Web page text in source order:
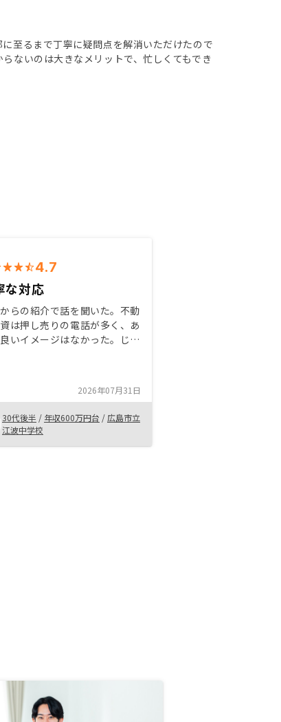
至るまで丁寧に疑問点を解消いただけたので
ないのは大きなメリットで、忙しくてもでき
4.7
な対応
らの紹介で話を聞いた。不動
は押し売りの電話が多く、あ
いイメージはなかった。じっ
最後は担当者の人の良さ。おす
できるかはこれからだが、話を
けでも面白いと思えた。
2026年07月31日
30代後半 / 年収600万円台 / 広島市立
江波中学校